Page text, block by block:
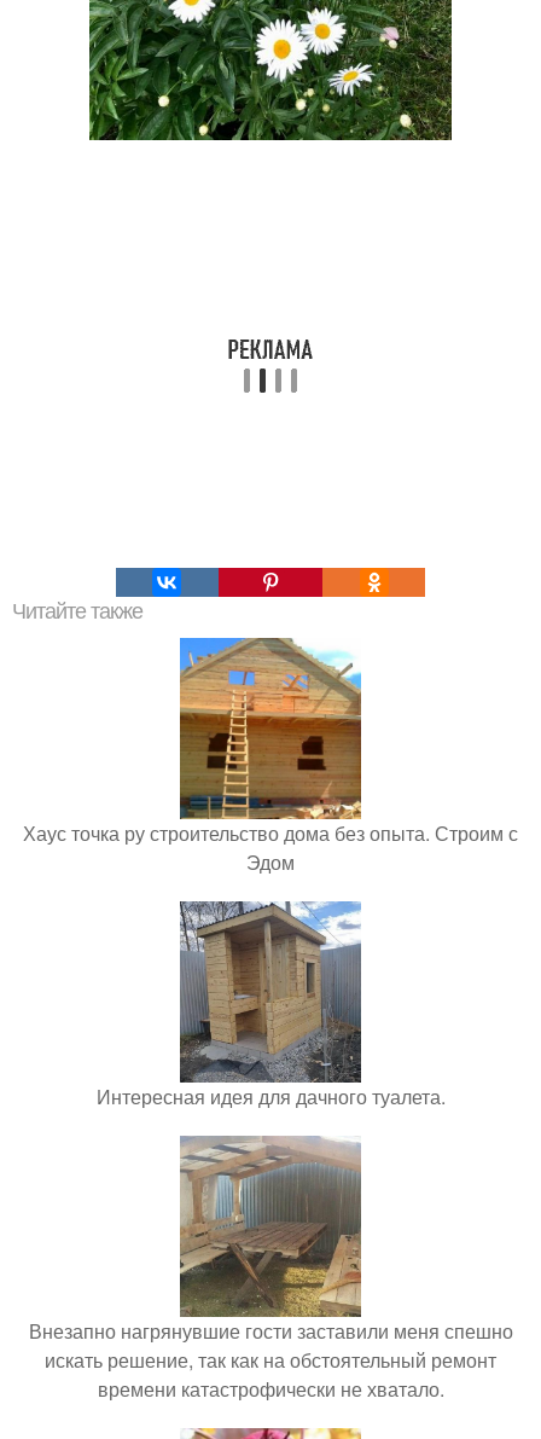
Читайте также
Хаус точка ру строительство дома без опыта. Строим с
Эдом
Интересная идея для дачного туалета.
Внезапно нагрянувшие гости заставили меня спешно
искать решение, так как на обстоятельный ремонт
времени катастрофически не хватало.